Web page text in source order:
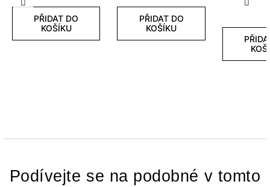
Předchozí Další
PŘIDAT DO
KOŠÍKU
PŘIDAT DO
KOŠÍKU
Podívejte se na podobné v tomto